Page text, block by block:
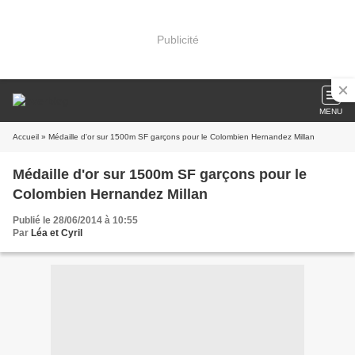
Publicité
MENU
Accueil » Médaille d'or sur 1500m SF garçons pour le Colombien Hernandez Millan
Médaille d'or sur 1500m SF garçons pour le
Colombien Hernandez Millan
Publié le 28/06/2014 à 10:55
Par Léa et Cyril